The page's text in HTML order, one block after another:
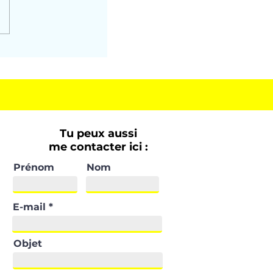
Tu peux aussi
me contacter ici :
Prénom Nom
E-mail
Objet